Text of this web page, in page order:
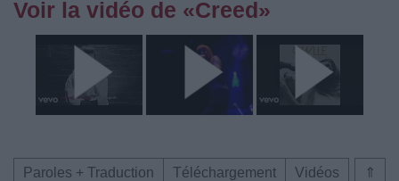
Voir la vidéo de «Creed»
⇑
Paroles + Traduction Téléchargement
Vidéos